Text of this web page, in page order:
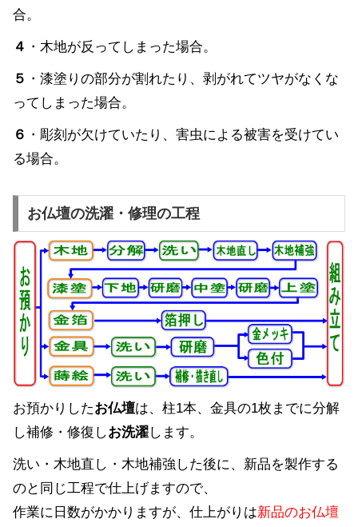
合。
４ ・木地が反ってしまった場合。
５ ・漆塗りの部分が割れたり、剥がれてツヤがなくな
ってしまった場合。
６ ・彫刻が欠けていたり、害虫による被害を受けてい
る場合。
お仏壇の洗濯・修理の工程
お預かりしたお仏壇は、柱1本、金具の1枚までに分解
し補修・修復しお洗濯します。
洗い・木地直し・木地補強した後に、新品を製作する
のと同じ工程で仕上げますので、
作業に日数がかかりますが、仕上がりは新品のお仏壇